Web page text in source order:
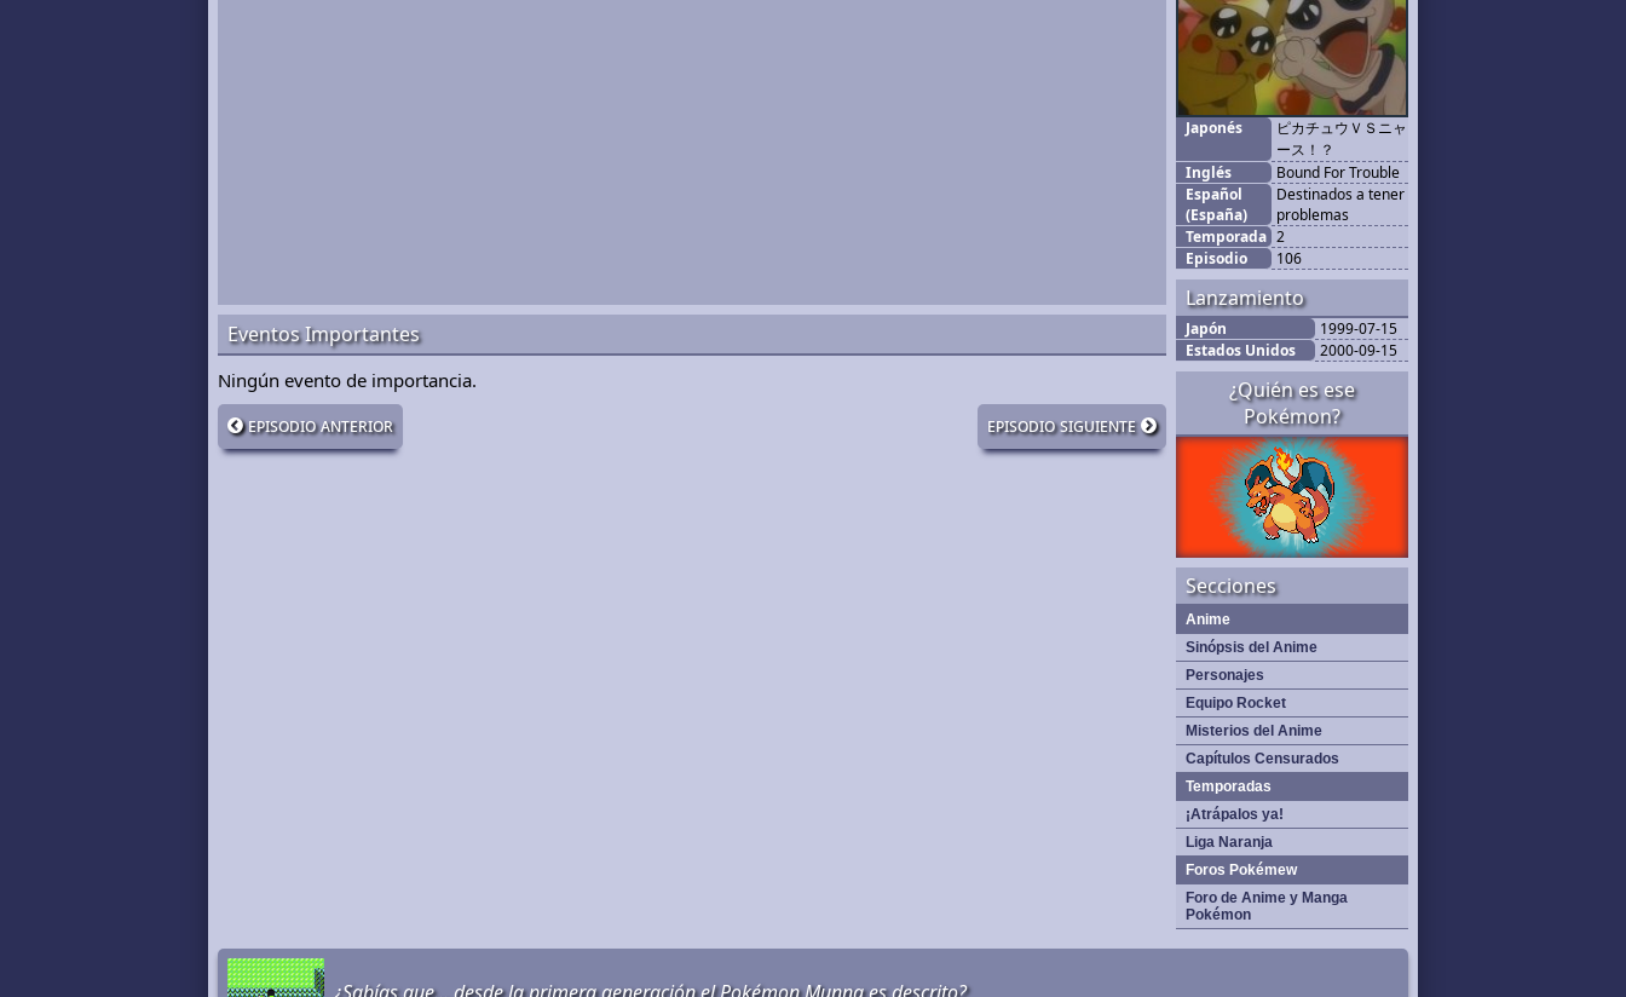
Japonés
ピカチュウＶＳニャ
ース！？
Inglés
Bound For Trouble
Español
(España)
Destinados a tener
problemas
Temporada 2
Episodio
106
Lanzamiento
Japón
1999-07-15
Estados Unidos
2000-09-15
¿Quién es ese
Pokémon?
Secciones
Anime
Sinópsis del Anime
Personajes
Equipo Rocket
Misterios del Anime
Capítulos Censurados
Temporadas
¡Atrápalos ya!
Liga Naranja
Foros Pokémew
Foro de Anime y Manga
Pokémon
Eventos Importantes
Ningún evento de importancia.
episodio anterior
episodio siguiente
¿Sabías que... desde la primera generación el Pokémon Munna es descrito?